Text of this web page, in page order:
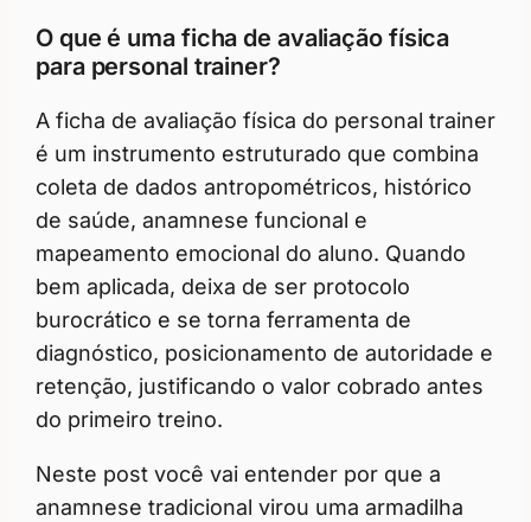
O que é uma ficha de avaliação física
para personal trainer?
A ficha de avaliação física do personal trainer
é um instrumento estruturado que combina
coleta de dados antropométricos, histórico
de saúde, anamnese funcional e
mapeamento emocional do aluno. Quando
bem aplicada, deixa de ser protocolo
burocrático e se torna ferramenta de
diagnóstico, posicionamento de autoridade e
retenção, justificando o valor cobrado antes
do primeiro treino.
Neste post você vai entender por que a
anamnese tradicional virou uma armadilha